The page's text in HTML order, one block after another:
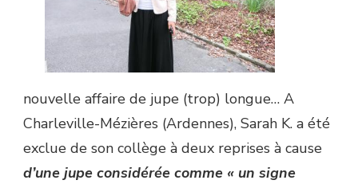
nouvelle affaire de jupe (trop) longue… A
Charleville-Mézières (Ardennes), Sarah K. a été
exclue de son collège à deux reprises à cause
d’une jupe considérée comme « un signe